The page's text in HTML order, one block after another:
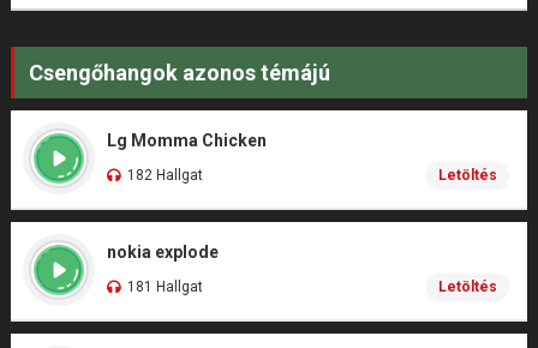
Csengőhangok azonos témájú
Lg Momma Chicken
182 Hallgat Letöltés
nokia explode
181 Hallgat Letöltés